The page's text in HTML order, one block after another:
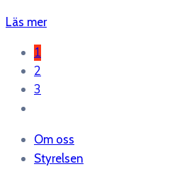
Läs mer
1
2
3
Om oss
Styrelsen